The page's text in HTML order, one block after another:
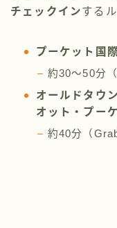
チェックインする
プーケット国
約30〜50分
オールドタウ
オット・プー
約40分（Grab